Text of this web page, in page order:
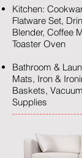
Kitchen:
Flatware Set,
Blender, Coffee
Toaster Oven
Bathroom &
Mats, Iron &
Baskets,
Supplies